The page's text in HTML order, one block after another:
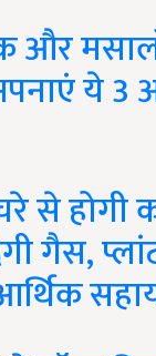
और
ये 3
से होगी
गैस,